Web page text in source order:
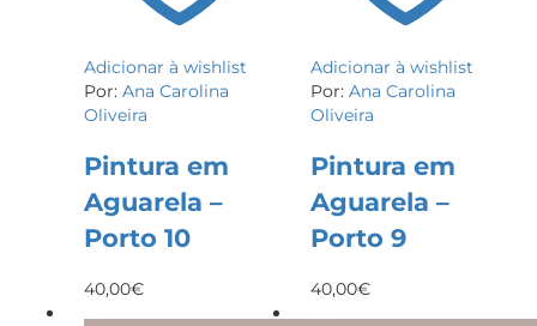
Adicionar à wishlist
Por: Ana Carolina
Oliveira
Pintura em
Aguarela –
Porto 10
40,00€
Adicionar à wishlist
Por: Ana Carolina
Oliveira
Pintura em
Aguarela –
Porto 9
40,00€